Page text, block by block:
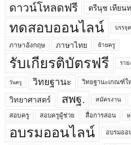
ดาวน์โหลดฟรี ตรีนุช เทียน
ทดสอบออนไลน์ บรรจุ
ภาษาอังกฤษ ภาษาไทย ย้ายครู
รับเกียรติบัตรฟรี ราย
วันครู วิทยฐานะ วิทยฐานะเกณฑ์ใ
วิทยาศาสตร์ สพฐ. สมัครงาน
สอบครู สอบครูผู้ช่วย สื่อการสอน ห
อบรมออนไลน์ อบรมออ